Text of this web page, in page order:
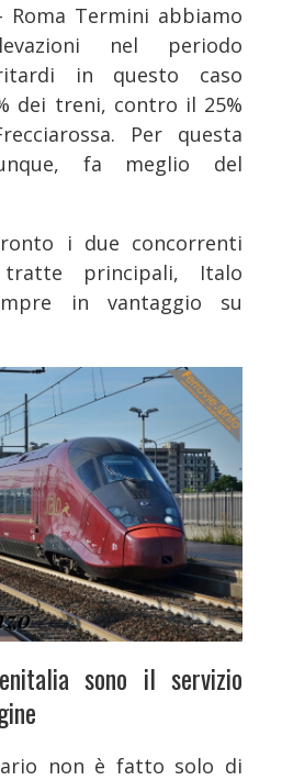
Termini abbiamo
nel periodo
in questo caso
dei treni, contro il 25%
Per questa
fa meglio del
i due concorrenti
principali, Italo
in vantaggio su
sono il servizio
non è fatto solo di